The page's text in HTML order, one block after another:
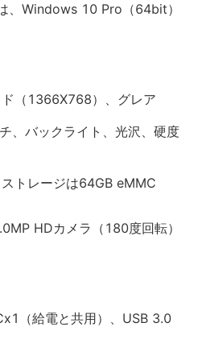
、Windows 10 Pro（64bit）
ド（1366X768）、グレア
、バックライト、光沢、硬度
トレージは64GB eMMC
HDカメラ（180度回転）
（給電と共用）、USB 3.0